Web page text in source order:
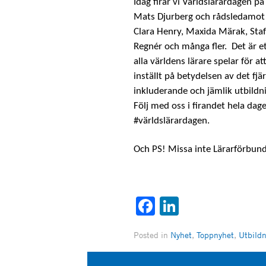
Idag firar vi Världslärardagen
Mats Djurberg och
Clara Henry, Maxida Märak,
Regnér och många fler. Det är
alla världens lärare spelar för
inställt på betydelsen av det
inkluderande och jämlik
Följ med oss i firandet hela
#världslärardagen.
Och PS! Missa inte
Facebook
Posted in Nyhet,Toppnyhet,